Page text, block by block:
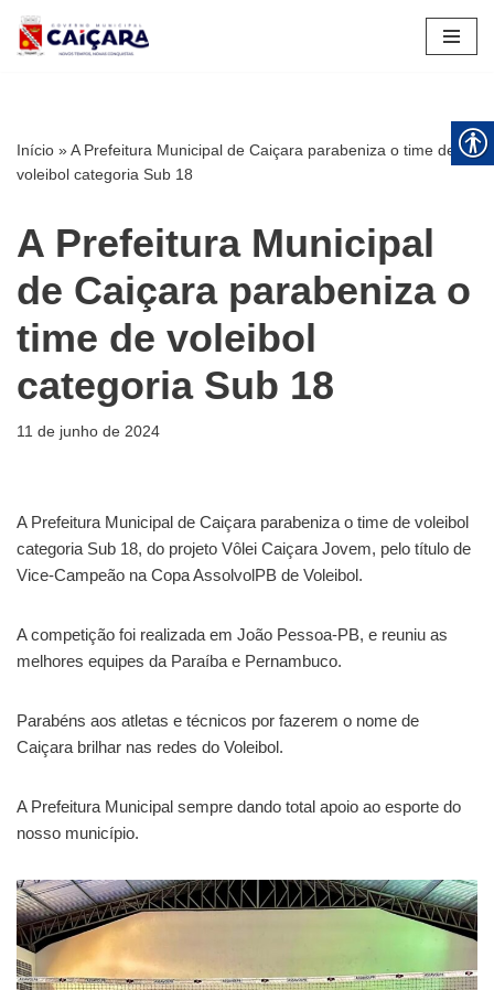
Pular
Início »A Prefeitura Municipal de Caiçara parabeniza o time de
voleibol categoria Sub 18
A Prefeitura Municipal
de Caiçara parabeniza o
time de voleibol
categoria Sub 18
11 de junho de 2024
A Prefeitura Municipal de Caiçara parabeniza o time de voleibol
categoria Sub 18, do projeto Vôlei Caiçara Jovem, pelo título de
Vice-Campeão na Copa AssolvolPB de Voleibol.
A competição foi realizada em João Pessoa-PB, e reuniu as
melhores equipes da Paraíba e Pernambuco.
Parabéns aos atletas e técnicos por fazerem o nome de
Caiçara brilhar nas redes do Voleibol.
A Prefeitura Municipal sempre dando total apoio ao esporte do
nosso município.